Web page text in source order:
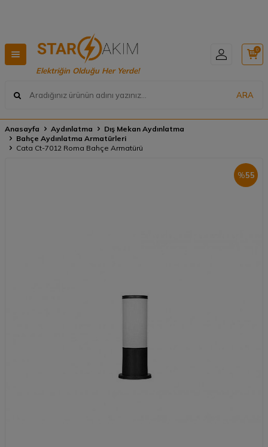
Elektriğin Olduğu Her Yerde!
ARA
0
Anasayfa Aydınlatma
Dış Mekan Aydınlatma
Bahçe Aydınlatma Armatürleri
Cata Ct-7012 Roma Bahçe Armatürü
%55